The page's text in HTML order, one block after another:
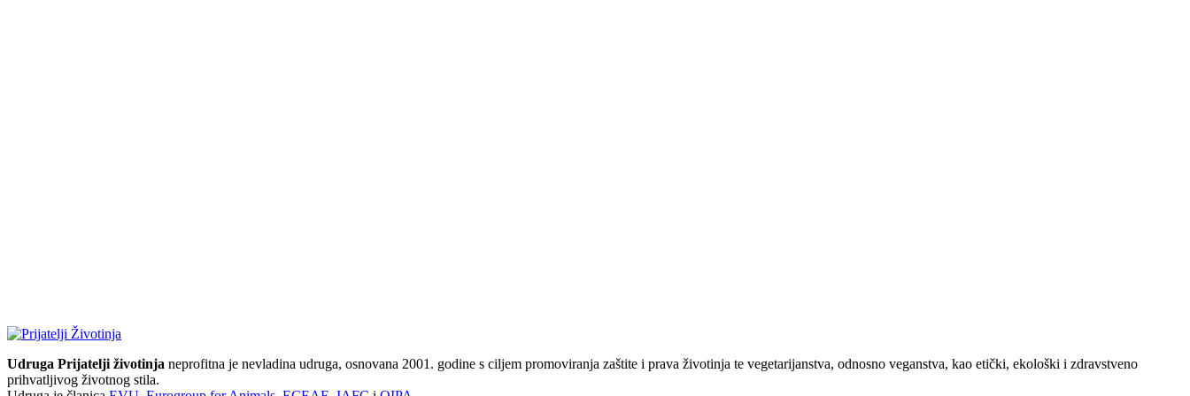
Udruga Prijatelji životinja neprofitna je nevladina udruga, osnovana 2001. godine s ciljem promoviranja zaštite i prava životinja te vegetarijanstva, odnosno veganstva, kao etički, ekološki i zdravstveno
prihvatljivog životnog stila.